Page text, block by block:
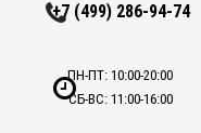
+7 (499) 286-94-74
ПН-ПТ: 10:00-20:00
СБ-ВС: 11:00-16:00